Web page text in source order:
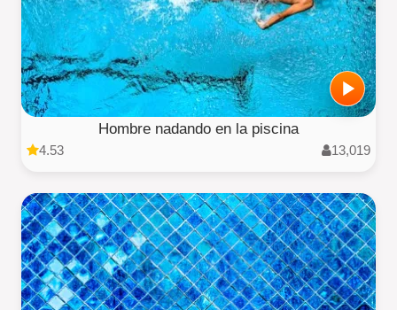
Hombre nadando en la piscina
4.53 13,019